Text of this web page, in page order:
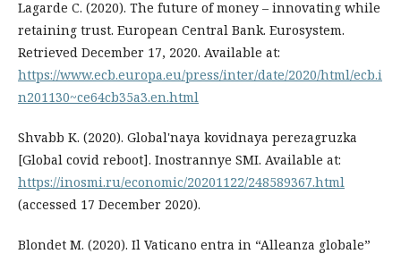
Lagarde C. (2020). The future of money – innovating while
retaining trust. European Central Bank. Eurosystem.
Retrieved December 17, 2020. Available at:
https://www.ecb.europa.eu/press/inter/date/2020/html/ecb.i
n201130~ce64cb35a3.en.html
Shvabb K. (2020). Global'naya kovidnaya perezagruzka
[Global covid reboot]. Inostrannye SMI. Available at:
https://inosmi.ru/economic/20201122/248589367.html
(accessed 17 December 2020).
Blondet M. (2020). Il Vaticano entra in “Alleanza globale”